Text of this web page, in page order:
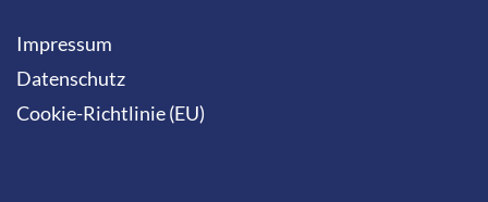
Impressum
Datenschutz
Cookie-Richtlinie (EU)